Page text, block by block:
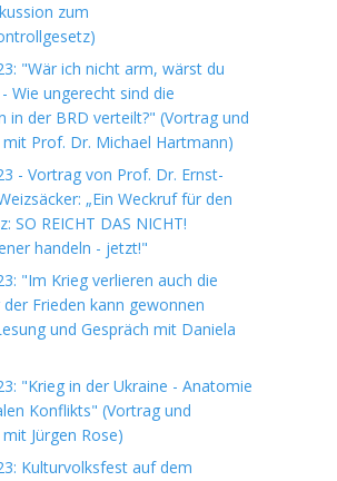
zum
"Wär ich nicht arm, wärst du
Wie ungerecht sind die
in der BRD verteilt?" (Vortrag und
Prof. Dr. Michael Hartmann)
- Vortrag von Prof. Dr. Ernst-
„Ein Weckruf für den
SO REICHT DAS NICHT!
handeln - jetzt!"
"Im Krieg verlieren auch die
der Frieden kann gewonnen
und Gespräch mit Daniela
"Krieg in der Ukraine - Anatomie
Konflikts" (Vortrag und
Jürgen Rose)
Kulturvolksfest auf dem